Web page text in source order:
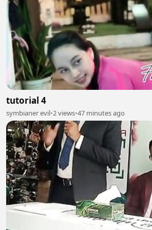
tutorial 4
symbianer evil•2 views•47 minutes ago